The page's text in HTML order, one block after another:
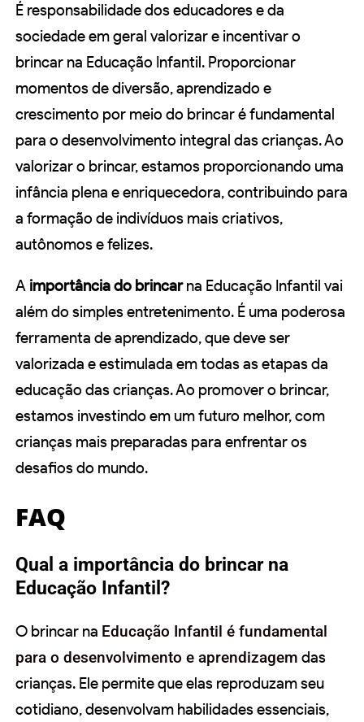
É responsabilidade dos educadores e da
sociedade em geral valorizar e incentivar o
brincar na Educação Infantil. Proporcionar
momentos de diversão, aprendizado e
crescimento por meio do brincar é fundamental
para o desenvolvimento integral das crianças. Ao
valorizar o brincar, estamos proporcionando uma
infância plena e enriquecedora, contribuindo para
a formação de indivíduos mais criativos,
autônomos e felizes.
A importância do brincarna Educação Infantil vai
além do simples entretenimento. É uma poderosa
ferramenta de aprendizado, que deve ser
valorizada e estimulada em todas as etapas da
educação das crianças. Ao promover o brincar,
estamos investindo em um futuro melhor, com
crianças mais preparadas para enfrentar os
desafios do mundo.
FAQ
Qual a importância do brincar na
Educação Infantil?
O brincar na Educação Infantil é fundamental
para o desenvolvimento e aprendizagem das
crianças. Ele permite que elas reproduzam seu
cotidiano, desenvolvam habilidades essenciais,